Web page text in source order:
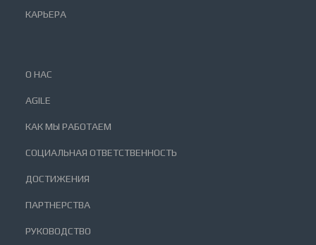
КАРЬЕРА
О НАС
AGILE
КАК МЫ РАБОТАЕМ
СОЦИАЛЬНАЯ ОТВЕТСТВЕННОСТЬ
ДОСТИЖЕНИЯ
ПАРТНЕРСТВА
РУКОВОДСТВО